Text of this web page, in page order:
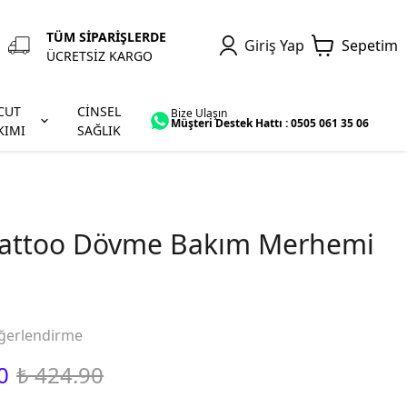
TÜM SİPARİŞLERDE
ÜCRETSİZ KARGO
Giriş Yap Sepetim
CİNSEL
SAĞLIK
Bize Ulaşın
Müşteri Destek Hattı : 0505 061 35 06
Dövme Bakım Merhemi
₺ 424.90